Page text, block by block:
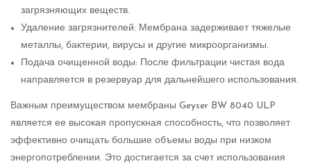
загрязняющих веществ.
Удаление загрязнителей: Мембрана задерживает тяжелые
металлы, бактерии, вирусы и другие микроорганизмы.
Подача очищенной воды: После фильтрации чистая вода
направляется в резервуар для дальнейшего использования.
Важным преимуществом мембраны Geyser BW 8040 ULP
является ее высокая пропускная способность, что позволяет
эффективно очищать большие объемы воды при низком
энергопотреблении. Это достигается за счет использования